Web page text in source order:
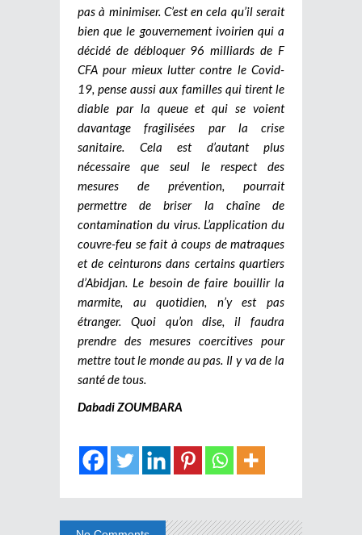
pas à minimiser. C’est en cela qu’il serait
bien que le gouvernement ivoirien qui a
décidé de débloquer 96 milliards de F
CFA pour mieux lutter contre le Covid-
19, pense aussi aux familles qui tirent le
diable par la queue et qui se voient
davantage fragilisées par la crise
sanitaire. Cela est d’autant plus
nécessaire que seul le respect des
mesures de prévention, pourrait
permettre de briser la chaîne de
contamination du virus. L’application du
couvre-feu se fait à coups de matraques
et de ceinturons dans certains quartiers
d’Abidjan. Le besoin de faire bouillir la
marmite, au quotidien, n’y est pas
étranger. Quoi qu’on dise, il faudra
prendre des mesures coercitives pour
mettre tout le monde au pas. Il y va de la
santé de tous.
Dabadi ZOUMBARA